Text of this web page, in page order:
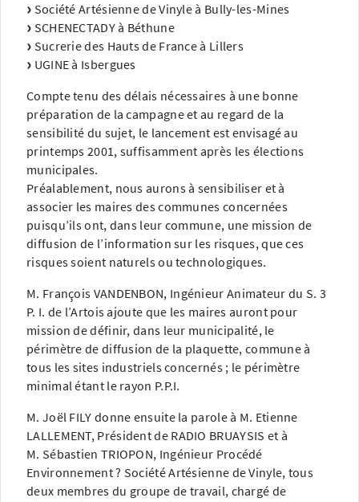
Société Artésienne de Vinyle à Bully-les-Mines
SCHENECTADY à Béthune
Sucrerie des Hauts de France à Lillers
UGINE à Isbergues
Compte tenu des délais nécessaires à une bonne
préparation de la campagne et au regard de la
sensibilité du sujet, le lancement est envisagé au
printemps 2001, suffisamment après les élections
municipales.
Préalablement, nous aurons à sensibiliser et à
associer les maires des communes concernées
puisqu’ils ont, dans leur commune, une mission de
diffusion de l’information sur les risques, que ces
risques soient naturels ou technologiques.
M. François VANDENBON, Ingénieur Animateur du S. 3
P. I. de l’Artois ajoute que les maires auront pour
mission de définir, dans leur municipalité, le
périmètre de diffusion de la plaquette, commune à
tous les sites industriels concernés ; le périmètre
minimal étant le rayon P.P.I.
M. Joël FILY donne ensuite la parole à M. Etienne
LALLEMENT, Président de RADIO BRUAYSIS et à
M. Sébastien TRIOPON, Ingénieur Procédé
Environnement ? Société Artésienne de Vinyle, tous
deux membres du groupe de travail, chargé de